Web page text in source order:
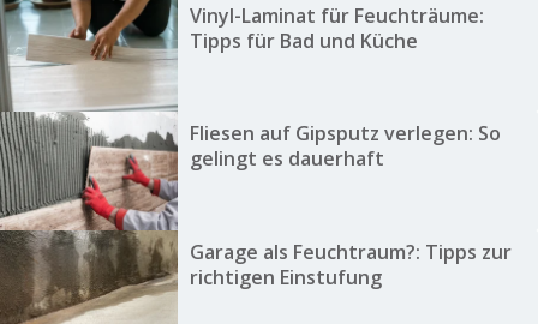
Vinyl-Laminat für Feuchträume:
Tipps für Bad und Küche
Fliesen auf Gipsputz verlegen: So
gelingt es dauerhaft
Garage als Feuchtraum?: Tipps zur
richtigen Einstufung